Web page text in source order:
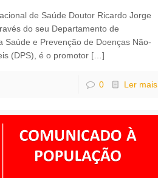
de Saúde Doutor Ricardo Jorge
do seu Departamento de
Saúde e Prevenção de Doenças Não-
(DPS), é o promotor[…]
0 Ler mais